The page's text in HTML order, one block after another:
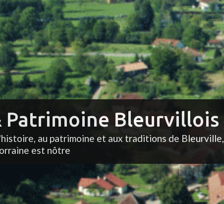
Patrimoine Bleurvillois
au patrimoine et aux traditions de Bleurville,
est nôtre